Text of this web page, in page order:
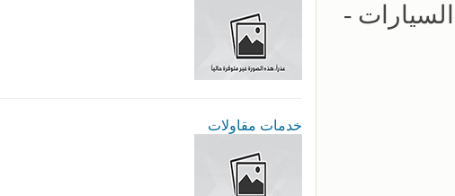
السيارات -
خدمات مقاولات